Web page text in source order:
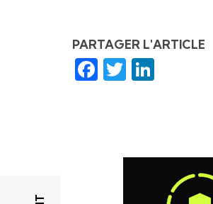
PARTAGER L'ARTICLE
Facebook
Twitter